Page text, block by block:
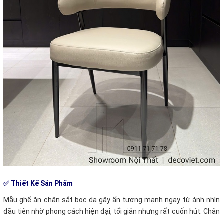
✅ Thiết Kế Sản Phẩm
Mẫu ghế ăn chân sắt bọc da gây ấn tượng mạnh ngay từ ánh nhìn
đầu tiên nhờ phong cách hiện đại, tối giản nhưng rất cuốn hút. Chân